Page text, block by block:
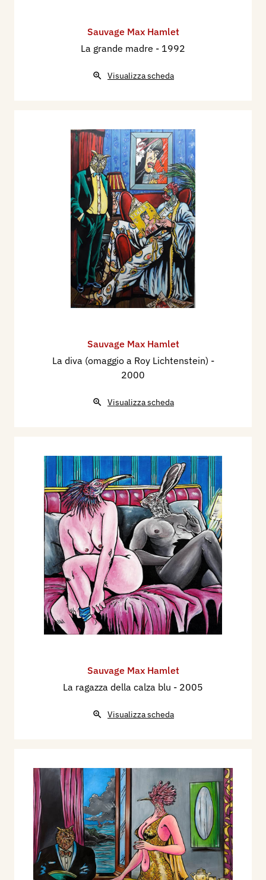
Sauvage Max Hamlet
La grande madre - 1992
Visualizza scheda
Sauvage Max Hamlet
La diva (omaggio a Roy Lichtenstein) -
2000
Visualizza scheda
Sauvage Max Hamlet
La ragazza della calza blu - 2005
Visualizza scheda